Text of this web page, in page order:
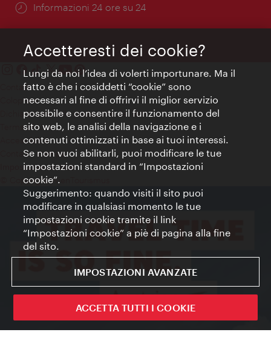
Öffnungszeiten:
Informazioni 24 ore su 24
Contatti
Colophon
Dichiarazione sulla protezione dei dati
Terms of Use
Accessibilità
Contatto stampa
Impostazioni cookie
© Copyright WienTourismus
Accetteresti dei cookie?
Lungi da noi l’idea di volerti importunare. Ma il
fatto è che i cosiddetti “cookie” sono
necessari al fine di offrirvi il miglior servizio
possibile e consentire il funzionamento del
sito web, le analisi della navigazione e i
contenuti ottimizzati in base ai tuoi interessi.
Se non vuoi abilitarli, puoi modificare le tue
impostazioni standard in “Impostazioni
cookie”.
Suggerimento: quando visiti il sito puoi
modificare in qualsiasi momento le tue
impostazioni cookie tramite il link
“Impostazioni cookie” a piè di pagina alla fine
del sito.
IMPOSTAZIONI AVANZATE
ACCETTA TUTTI I COOKIE